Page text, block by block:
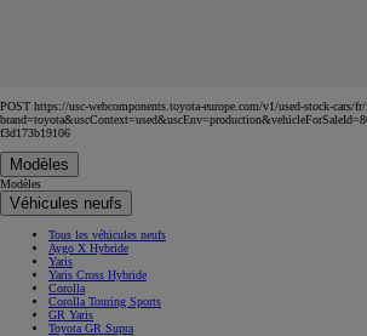
POST https://usc-webcomponents.toyota-europe.com/v1/used-stock-cars/fr/
f3d173b19106
Modèles
Modèles
Véhicules neufs
Tous les véhicules neufs
Aygo X Hybride
Yaris
Yaris Cross Hybride
Corolla
Corolla Touring Sports
GR Yaris
Toyota GR Supra